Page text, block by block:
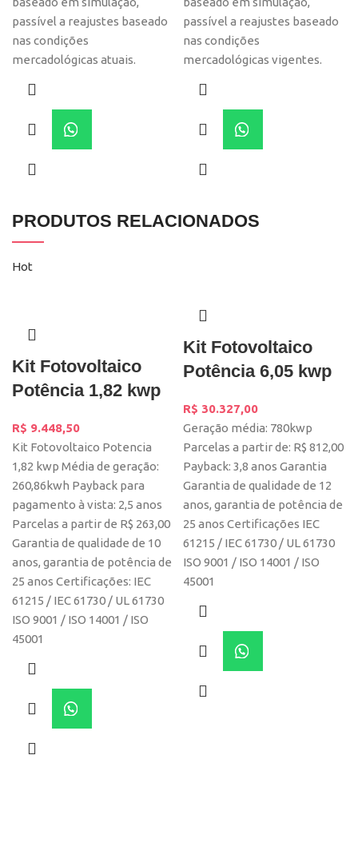
passível a reajustes baseado
nas condições
mercadológicas atuais.
passível a reajustes baseado
nas condições
mercadológicas vigentes.
PRODUTOS RELACIONADOS
Hot
Kit Fotovoltaico
Potência 1,82 kwp
R$ 9.448,50
Kit Fotovoltaico Potencia
1,82 kwp Média de geração:
260,86kwh Payback para
pagamento à vista: 2,5 anos
Parcelas a partir de R$ 263,00
Garantia de qualidade de 10
anos, garantia de potência de
25 anos Certificações: IEC
61215 / IEC 61730 / UL 61730
ISO 9001 / ISO 14001 / ISO
45001
Kit Fotovoltaico
Potência 6,05 kwp
R$ 30.327,00
Geração média: 780kwp
Parcelas a partir de: R$ 812,00
Payback: 3,8 anos Garantia
Garantia de qualidade de 12
anos, garantia de potência de
25 anos Certificações IEC
61215 / IEC 61730 / UL 61730
ISO 9001 / ISO 14001 / ISO
45001